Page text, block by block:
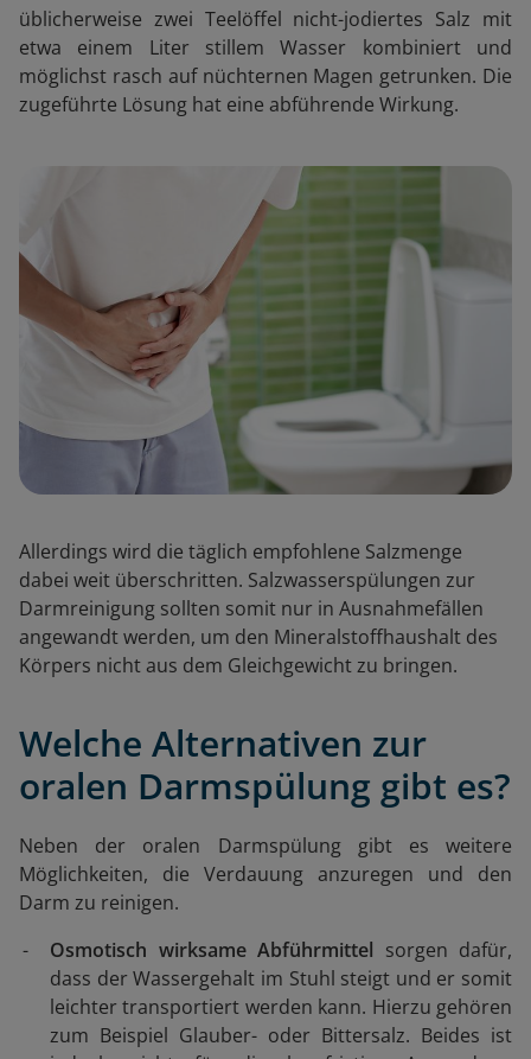
üblicherweise zwei Teelöffel nicht-jodiertes Salz mit
etwa einem Liter stillem Wasser kombiniert und
möglichst rasch auf nüchternen Magen getrunken. Die
zugeführte Lösung hat eine abführende Wirkung.
Allerdings wird die täglich empfohlene Salzmenge
dabei weit überschritten. Salzwasserspülungen zur
Darmreinigung sollten somit nur in Ausnahmefällen
angewandt werden, um den Mineralstoffhaushalt des
Körpers nicht aus dem Gleichgewicht zu bringen.
Welche Alternativen zur
oralen Darmspülung gibt es?
Neben der oralen Darmspülung gibt es weitere
Möglichkeiten, die Verdauung anzuregen und den
Darm zu reinigen.
Osmotisch wirksame Abführmittel sorgen dafür,
dass der Wassergehalt im Stuhl steigt und er somit
leichter transportiert werden kann. Hierzu gehören
zum Beispiel Glauber- oder Bittersalz. Beides ist